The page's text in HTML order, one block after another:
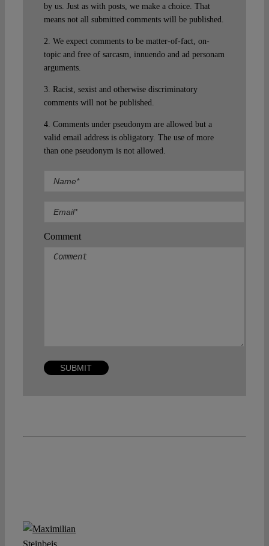
by us. Just as with posts, we make a choice. That
means not all submitted comments will be published.
2. We expect comments to be matter-of-fact, on-
topic and free of sarcasm, innuendo and ad personam
arguments.
3. Racist, sexist and otherwise discriminatory
comments will not be published.
4. Comments under pseudonym are allowed but a
valid email address is obligatory. The use of more
than one pseudonym is not allowed.
Comment